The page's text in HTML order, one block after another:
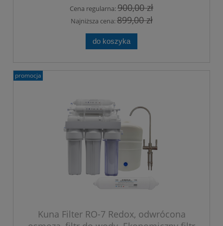
Cena regularna:900,00 zł
Najniższa cena:899,00 zł
do koszyka
Kuna Filter RO-7 Redox, odwrócona
promocja